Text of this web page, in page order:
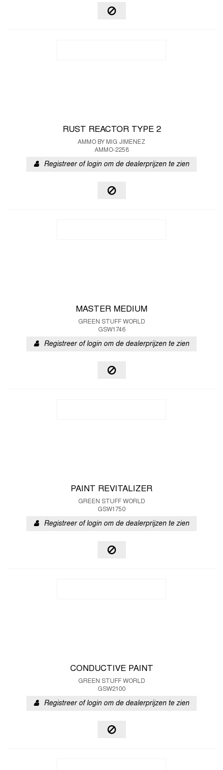
RUST REACTOR TYPE 2
AMMO BY MIG JIMENEZ
AMMO-2258
Registreer of login om de dealerprijzen te zien
MASTER MEDIUM
GREEN STUFF WORLD
GSW1746
Registreer of login om de dealerprijzen te zien
PAINT REVITALIZER
GREEN STUFF WORLD
GSW1750
Registreer of login om de dealerprijzen te zien
CONDUCTIVE PAINT
GREEN STUFF WORLD
GSW2100
Registreer of login om de dealerprijzen te zien